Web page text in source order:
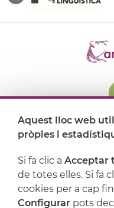
On ens trobem
Suport
Aquest lloc web
pròpies i
Si fa clic a Acceptar
de totes elles. Si fa
cookies per a cap
Configurar pots